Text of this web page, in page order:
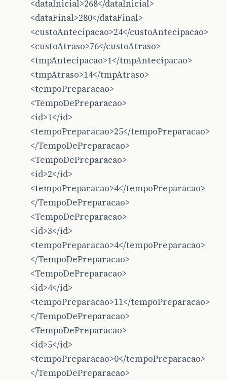
<dataInicial>268</dataInicial>
<dataFinal>280</dataFinal>
<custoAntecipacao>24</custoAntecipacao>
<custoAtraso>76</custoAtraso>
<tmpAntecipacao>1</tmpAntecipacao>
<tmpAtraso>14</tmpAtraso>
<tempoPreparacao>
<TempoDePreparacao>
<id>1</id>
<tempoPreparacao>25</tempoPreparacao>
</TempoDePreparacao>
<TempoDePreparacao>
<id>2</id>
<tempoPreparacao>4</tempoPreparacao>
</TempoDePreparacao>
<TempoDePreparacao>
<id>3</id>
<tempoPreparacao>4</tempoPreparacao>
</TempoDePreparacao>
<TempoDePreparacao>
<id>4</id>
<tempoPreparacao>11</tempoPreparacao>
</TempoDePreparacao>
<TempoDePreparacao>
<id>5</id>
<tempoPreparacao>0</tempoPreparacao>
</TempoDePreparacao>